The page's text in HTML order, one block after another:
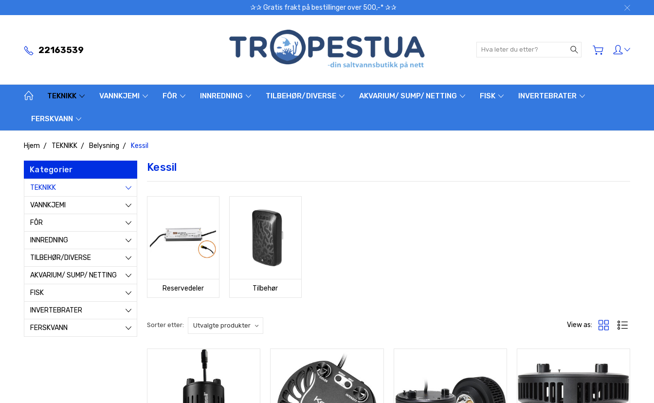
✰✰ Gratis frakt på bestillinger over 500,-* ✰✰
22163539 Søk
TEKNIKK VANNKJEMI FÔR INNREDNING TILBEHØR/DIVERSE AKVARIUM/ SUMP/ NETTING FISK INVERTEBRATER
FERSKVANN
Hjem TEKNIKK Belysning Kessil
Kategorier
TEKNIKK
VANNKJEMI
FÔR
INNREDNING
TILBEHØR/DIVERSE
AKVARIUM/ SUMP/ NETTING
FISK
INVERTEBRATER
FERSKVANN
Kessil
Reservedeler Tilbehør
Sorter etter: View as: